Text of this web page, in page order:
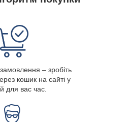
– зробіть
кошик на сайті у
для вас час.